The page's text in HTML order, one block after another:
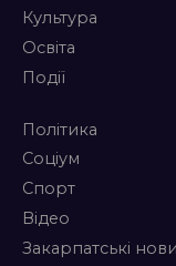
Культура
Освіта
Події
Політика
Соціум
Спорт
Відео
Закарпатські